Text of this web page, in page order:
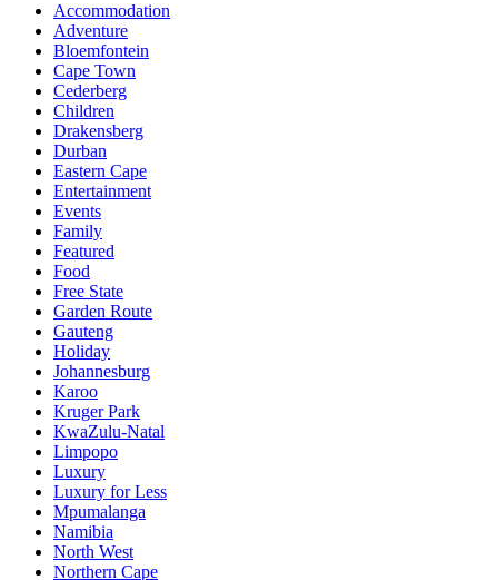
Accommodation
Adventure
Bloemfontein
Cape Town
Cederberg
Children
Drakensberg
Durban
Eastern Cape
Entertainment
Events
Family
Featured
Food
Free State
Garden Route
Gauteng
Holiday
Johannesburg
Karoo
Kruger Park
KwaZulu-Natal
Limpopo
Luxury
Luxury for Less
Mpumalanga
Namibia
North West
Northern Cape